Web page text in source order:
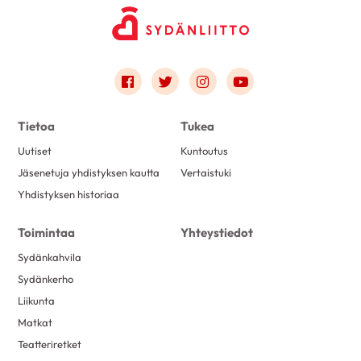
Link to facebook
Link to twitter
Link to instagram
Link to youtube
Tietoa
Uutiset
Jäsenetuja yhdistyksen kautta
Yhdistyksen historiaa
Tukea
Kuntoutus
Vertaistuki
Toimintaa
Sydänkahvila
Sydänkerho
Liikunta
Matkat
Teatteriretket
Yhteystiedot